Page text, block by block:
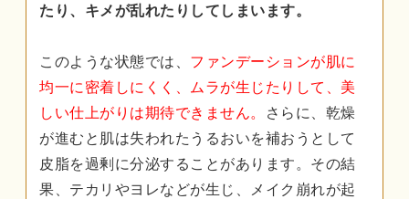
たり、キメが乱れたりしてしまいます。
このような状態では、 ファンデーションが肌に
均一に密着しにくく、ムラが生じたりして、美
しい仕上がりは期待できません。
さらに、乾燥
が進むと肌は失われたうるおいを補おうとして
皮脂を過剰に分泌することがあります。その結
果、テカリやヨレなどが生じ、メイク崩れが起